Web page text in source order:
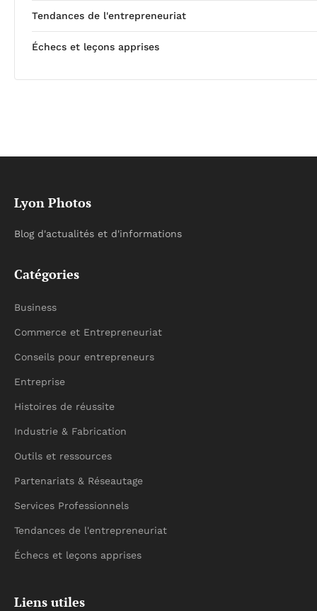
Tendances de l'entrepreneuriat
Échecs et leçons apprises
Lyon Photos
Blog d'actualités et d'informations
Catégories
Business
Commerce et Entrepreneuriat
Conseils pour entrepreneurs
Entreprise
Histoires de réussite
Industrie & Fabrication
Outils et ressources
Partenariats & Réseautage
Services Professionnels
Tendances de l'entrepreneuriat
Échecs et leçons apprises
Liens utiles